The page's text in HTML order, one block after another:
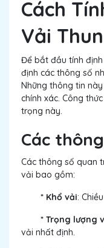
Cách
Vải Thun
Để bắt đầu tính
định các thông số
Những thông tin
chính xác. Công
trọng này.
Các
Các thông số quan
vải bao gồm:
* Khổ vải:
* Trọng lượng
vải nhất định.